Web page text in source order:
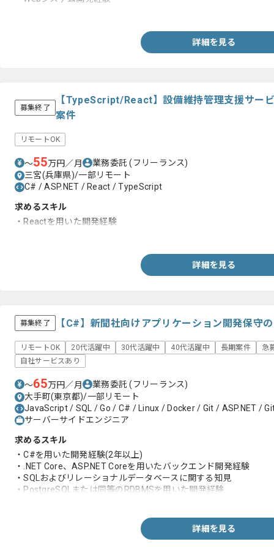
詳細を見る
募集終了
【TypeScript/React】設備維持管理支援サー
案件
リモートOK
〜55万円／月 業務委託(フリーランス)
三宮(兵庫県)/一部リモート
C# / ASP.NET / React / TypeScript
求めるスキル
・Reactを用いた開発経験
詳細を見る
募集終了 【C#】新聞社向けアプリケーション開発保守
リモートOK 20代活躍中 30代活躍中 40代活躍中 長期案件
急
自社サービスあり
〜65万円／月 業務委託(フリーランス)
大手町(東京都)/一部リモート
JavaScript / SQL / Go / C# / Linux / Docker / Git / ASP.NET /
サーバーサイドエンジニア
求めるスキル
・C#を用いた開発経験(2年以上)
・.NET Core、ASP.NET Coreを⽤いたバックエンド開発経験
・SQLおよびリレーショナルデータベースに関する知見
・PostgreSQLまたは同等のRDBMSを用いた開発経験
・基本的なLinuxコマンド操作経験
詳細を見る